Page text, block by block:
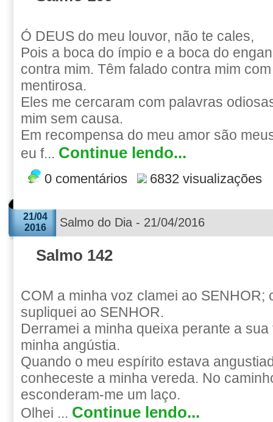
Ó DEUS do meu louvor, não te cales,
Pois a boca do ímpio e a boca do
contra mim. Têm falado contra mim
mentirosa.
Eles me cercaram com palavras
mim sem causa.
Em recompensa do meu amor são
eu f... Continue lendo...
0 comentários 6832 visualizações
21/04
2016
Salmo do Dia - 21/04/2016
Salmo 142
COM a minha voz clamei ao SENHOR;
supliquei ao SENHOR.
Derramei a minha queixa perante a
minha angústia.
Quando o meu espírito estava
conheceste a minha vereda. No
esconderam-me um laço.
Olhei ... Continue lendo...